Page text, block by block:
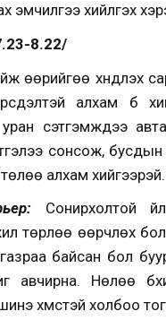
эмчилгээ хийлгэх
8.22/
өөрийгөө хүндлэх
алхам бүү
сэтгэмждээ автах
сонсож,
алхам хийгээрэй.
Сонирхолтой
төрлөө өөрчлөх
байсан бол
Нөлөө бүхий
хүмүүстэй холбоо